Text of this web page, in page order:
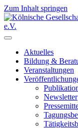
Zum Inhalt springen
Aktuelles
Bildung &
Veranstaltungen
Newsletter